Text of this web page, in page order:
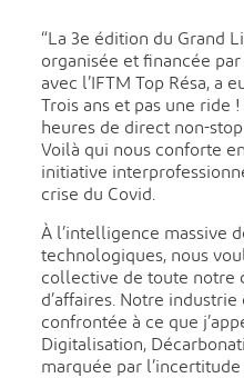
“La 3e édition du Grand
organisée et financée
avec l’IFTM Top Résa, a
Trois ans et pas une ride
heures de direct non-
Voilà qui nous conforte
initiative
crise du Covid.
À l’intelligence massive
technologiques, nous
collective de toute notre
d’affaires. Notre
confrontée à ce que
Digitalisation,
marquée par